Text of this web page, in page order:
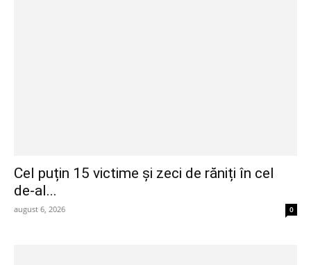
Cel puțin 15 victime și zeci de răniți în cel
de-al...
august 6, 2026 0